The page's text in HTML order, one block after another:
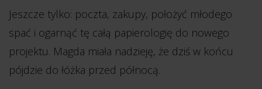
Jeszcze tylko: poczta, zakupy, położyć młodego
spać i ogarnąć tę całą papierologię do nowego
projektu. Magda miała nadzieję, że dziś w końcu
pójdzie do łóżka przed północą.